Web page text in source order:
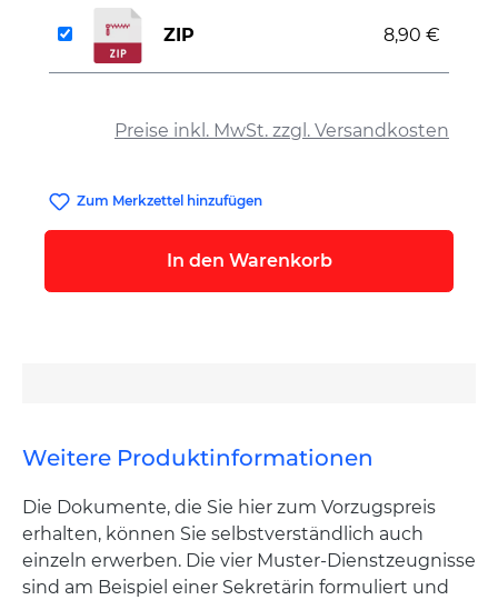
Preise inkl. MwSt. zzgl. Versandkosten
ZIP 8,90 €
Zum Merkzettel hinzufügen
In den Warenkorb
Weitere Produktinformationen
Die Dokumente, die Sie hier zum Vorzugspreis
erhalten, können Sie selbstverständlich auch
einzeln erwerben. Die vier Muster-Dienstzeugnisse
sind am Beispiel einer Sekretärin formuliert und